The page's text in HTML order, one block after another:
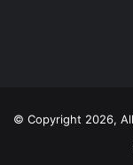
© Copyright 2026,